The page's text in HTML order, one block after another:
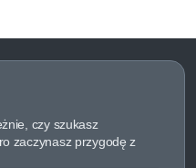
czy szukasz
zaczynasz przygodę z